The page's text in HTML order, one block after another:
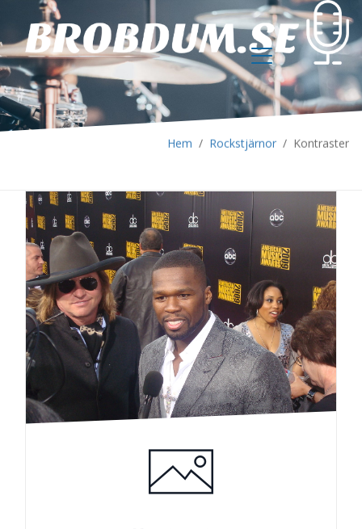
Hem / Rockstjärnor / Kontraster